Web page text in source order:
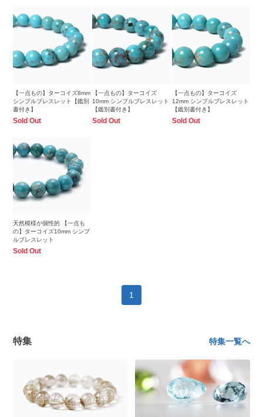
【一点もの】ターコイズ8mm
シンプルブレスレット【鑑別
書付き】
Sold Out
【一点もの】ターコイズ
10mm シンプルブレスレット
【鑑別書付き】
Sold Out
【一点もの】ターコイズ
12mm シンプルブレスレット
【鑑別書付き】
Sold Out
天然模様が個性的 【一点も
の】ターコイズ10mm シンプ
ルブレスレット
Sold Out
1
特集 特集一覧へ